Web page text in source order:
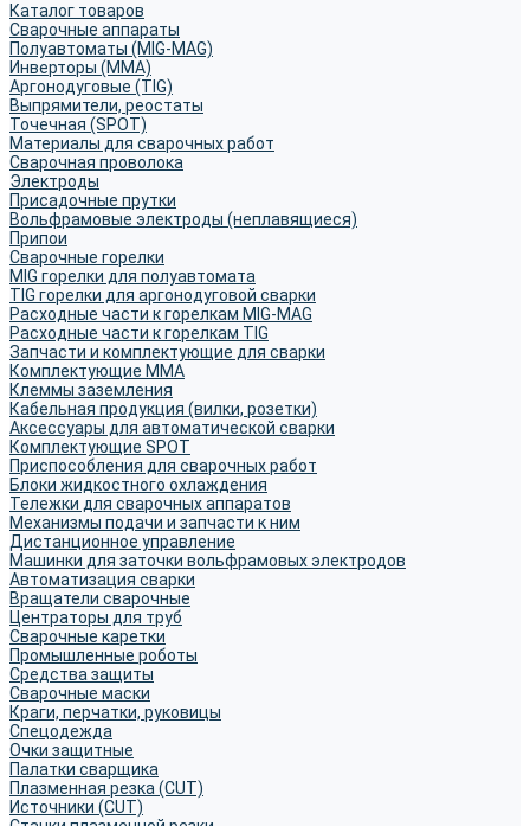
Каталог товаров
Сварочные аппараты
Полуавтоматы (MIG-MAG)
Инверторы (MMA)
Аргонодуговые (TIG)
Выпрямители, реостаты
Точечная (SPOT)
Материалы для сварочных работ
Сварочная проволока
Электроды
Присадочные прутки
Вольфрамовые электроды (неплавящиеся)
Припои
Сварочные горелки
MIG горелки для полуавтомата
TIG горелки для аргонодуговой сварки
Расходные части к горелкам MIG-MAG
Расходные части к горелкам TIG
Запчасти и комплектующие для сварки
Комплектующие ММА
Клеммы заземления
Кабельная продукция (вилки, розетки)
Аксессуары для автоматической сварки
Комплектующие SPOT
Приспособления для сварочных работ
Блоки жидкостного охлаждения
Тележки для сварочных аппаратов
Механизмы подачи и запчасти к ним
Дистанционное управление
Машинки для заточки вольфрамовых электродов
Автоматизация сварки
Вращатели сварочные
Центраторы для труб
Сварочные каретки
Промышленные роботы
Средства защиты
Сварочные маски
Краги, перчатки, руковицы
Спецодежда
Очки защитные
Палатки сварщика
Плазменная резка (CUT)
Источники (CUT)